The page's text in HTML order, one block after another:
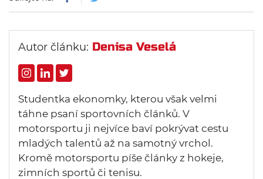
Autor článku: Denisa Veselá
Studentka ekonomky, kterou však velmi
táhne psaní sportovních článků. V
motorsportu ji nejvíce baví pokrývat cestu
mladých talentů až na samotný vrchol.
Kromě motorsportu píše články z hokeje,
zimních sportů či tenisu.